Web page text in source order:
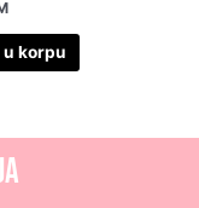
u korpu